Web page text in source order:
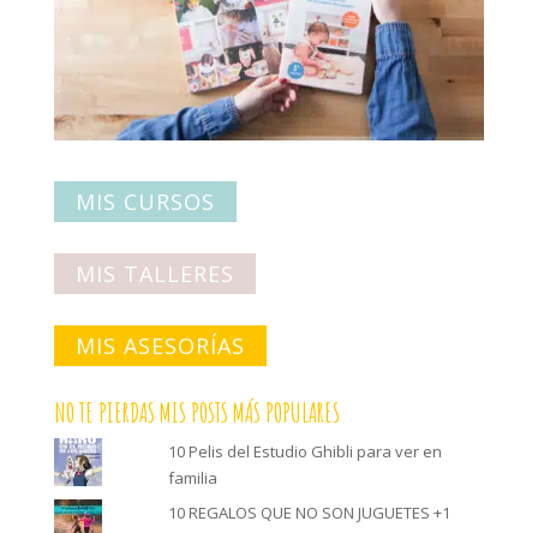
MIS CURSOS
MIS TALLERES
MIS ASESORÍAS
NO TE PIERDAS MIS POSTS MÁS POPULARES
10 Pelis del Estudio Ghibli para ver en
familia
10 REGALOS QUE NO SON JUGUETES +1